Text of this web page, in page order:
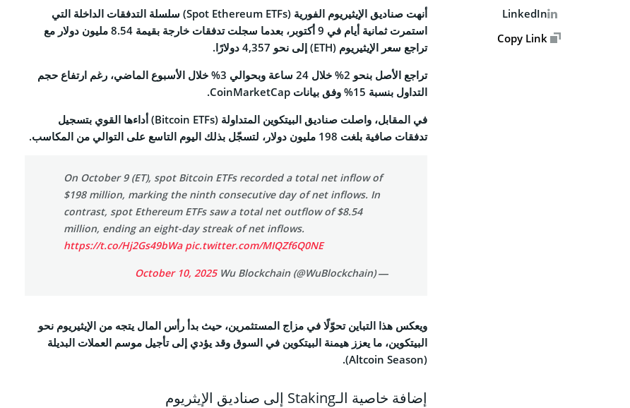
SOCIAL
X
Telegram
LinkedIn
© 2026 Coinspeaker LTD.
LinkedIn
أنهت صناديق الإيثيريوم
الفورية (Spot Ethereum ETFs) سلسلة التدفقات الداخلة التي
استمرت ثمانية أيام في 9 أكتوبر، بعدما سجلت تدفقات خارجة بقيمة 8.54 مليون دولار مع
تراجع سعر الإيثيريوم (ETH) إلى نحو 4,357 دولارًا.
تراجع الأصل بنحو 2% خلال 24 ساعة وبحوالي 3% خلال الأسبوع الماضي، رغم ارتفاع حجم
التداول بنسبة 15% وفق بيانات CoinMarketCap.
في المقابل، واصلت صناديق البيتكوين المتداولة (Bitcoin ETFs) أداءها القوي بتسجيل
تدفقات صافية بلغت 198 مليون دولار، لتسجّل بذلك اليوم التاسع على التوالي من المكاسب.
On October 9 (ET), spot Bitcoin ETFs recorded a total net inflow of
$198 million, marking the ninth consecutive day of net inflows. In
contrast, spot Ethereum ETFs saw a total net outflow of $8.54
million, ending an eight-day streak of net inflows.
https://t.co/Hj2Gs49bWa pic.twitter.com/MIQZf6Q0NE
— Wu Blockchain (@WuBlockchain)
October 10, 2025
ويعكس هذا التباين تحوّلًا في مزاج المستثمرين، حيث بدأ رأس المال يتجه من الإيثيريوم نحو
البيتكوين، ما يعزز هيمنة البيتكوين في السوق وقد يؤدي إلى تأجيل موسم العملات البديلة
(Altcoin Season).
إضافة خاصية الـStaking إلى صناديق الإيثريوم